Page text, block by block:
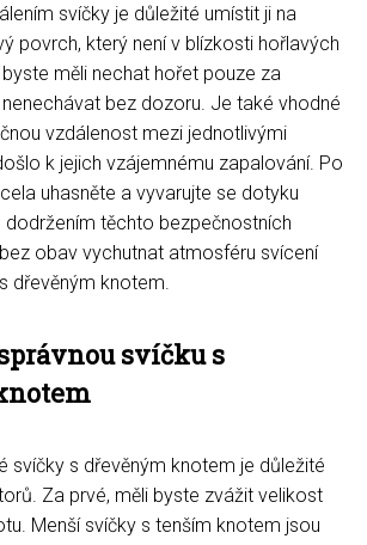
svíčky je důležité umístit ji na
povrch, který není v blízkosti hořlavých
měli nechat hořet pouze za
bez dozoru. Je také vhodné
vzdálenost mezi jednotlivými
k jejich vzájemnému zapalování. Po
uhasněte a vyvarujte se dotyku
dodržením těchto bezpečnostních
obav vychutnat atmosféru svícení
dřevěným knotem.
svíčku s
svíčky s dřevěným knotem je důležité
Za prvé, měli byste zvážit velikost
Menší svíčky s tenším knotem jsou